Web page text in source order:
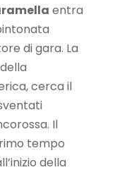
entra
di gara. La
cerca il
Il
tempo
della